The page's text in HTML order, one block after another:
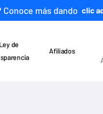
Conoce más dando clic
Ley de
Afiliados